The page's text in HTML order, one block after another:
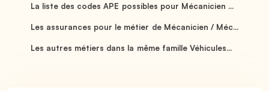
La liste des codes APE possibles pour Mécanicien ...
Les assurances pour le métier de Mécanicien / Méc...
Les autres métiers dans la même famille Véhicules...